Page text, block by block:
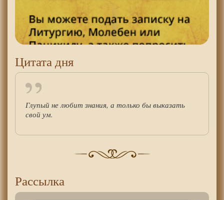
Цитата дня
Глупый не любит знания, а только бы выказать
свой ум.
Рассылка